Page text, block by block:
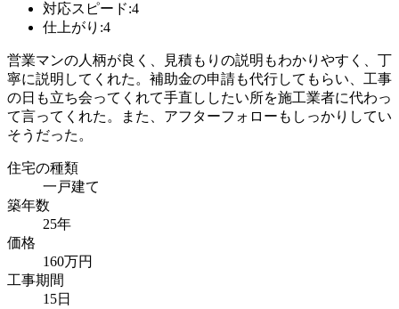
対応スピード:4
仕上がり:4
営業マンの人柄が良く、見積もりの説明もわかりやすく、丁
寧に説明してくれた。補助金の申請も代行してもらい、工事
の日も立ち会ってくれて手直ししたい所を施工業者に代わっ
て言ってくれた。また、アフターフォローもしっかりしてい
そうだった。
住宅の種類
一戸建て
築年数
25年
価格
160万円
工事期間
15日